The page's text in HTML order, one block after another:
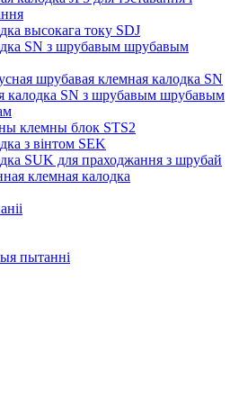
высокага току SDJ
SN з шрубавым шрубавым
шрубавая клемная калодка SN
калодка SN з шрубавым шрубавым
клемны блок STS2
з вінтом SEK
SUK для праходжання з шрубай
клемная калодка
пытанні